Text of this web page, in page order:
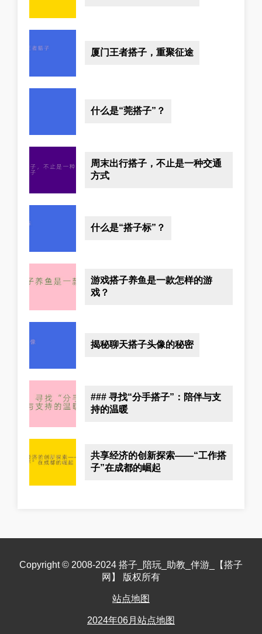
厦门王者搭子，重聚征途
什么是“莞搭子”？
周末出行搭子，不止是一种交通
方式
什么是“搭子标”？
游戏搭子养鱼是一款怎样的游
戏？
揭秘聊天搭子头像的秘密
### 寻找“分手搭子”：陪伴与支
持的温暖
共享经济的创新探索——“工作搭
子”在成都的崛起
Copyright © 2008-2024 搭子_陪玩_助教_伴游_【搭子
网】 版权所有
站点地图
2024年06月站点地图